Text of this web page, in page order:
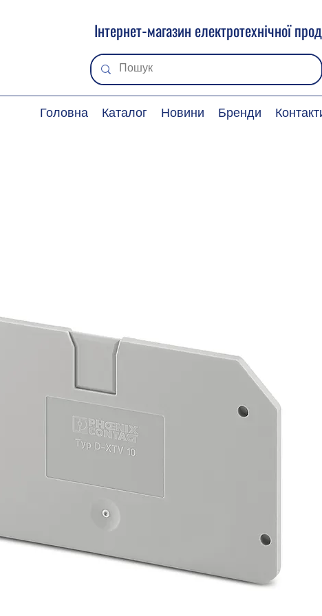
Інтернет-магазин електротехнічної
Головна Каталог Новини Бренди